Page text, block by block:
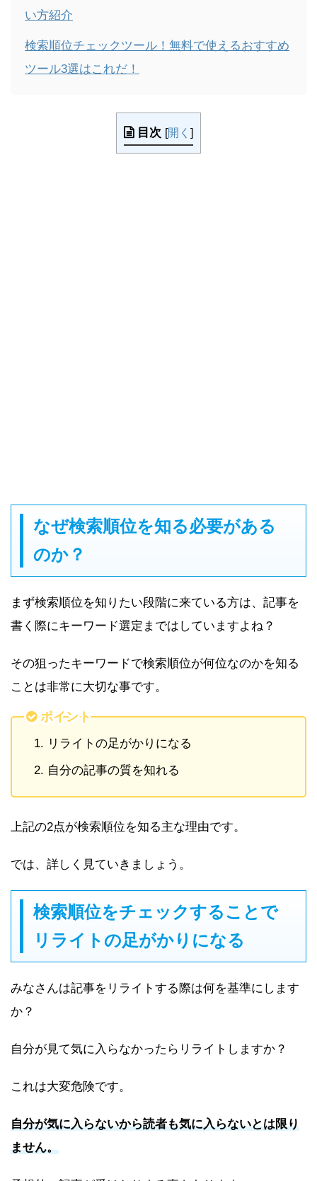
い方紹介
検索順位チェックツール！無料で使えるおすすめ
ツール3選はこれだ！
目次 [開く ]
なぜ検索順位を知る必要がある
のか？
まず検索順位を知りたい段階に来ている方は、記事を
書く際にキーワード選定まではしていますよね？
その狙ったキーワードで検索順位が何位なのかを知る
ことは非常に大切な事です。
ポイント
リライトの足がかりになる
自分の記事の質を知れる
上記の2点が検索順位を知る主な理由です。
では、詳しく見ていきましょう。
検索順位をチェックすることで
リライトの足がかりになる
みなさんは記事をリライトする際は何を基準にします
か？
自分が見て気に入らなかったらリライトしますか？
これは大変危険です。
自分が気に入らないから読者も気に入らないとは限り
ません。